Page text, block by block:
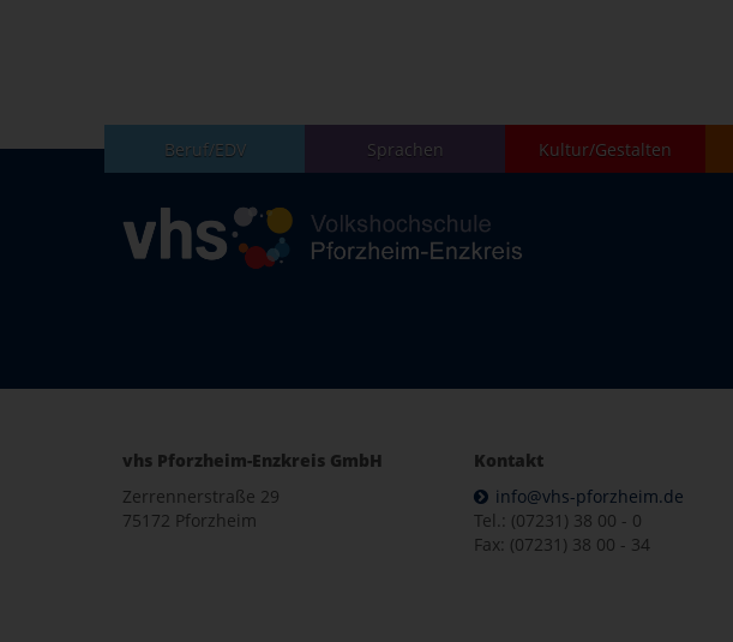
Beruf/EDV Sprachen Kultur/Gestalten
vhs Pforzheim-Enzkreis GmbH
Zerrennerstraße 29
75172 Pforzheim
Kontakt
info@vhs-pforzheim.de
Tel.: (07231) 38 00 - 0
Fax: (07231) 38 00 - 34